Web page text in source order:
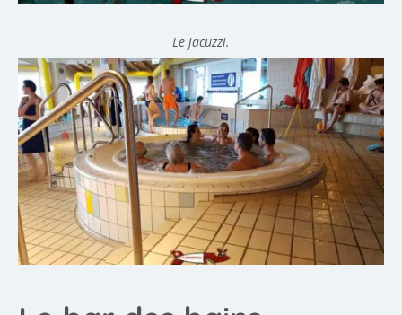
Le jacuzzi.